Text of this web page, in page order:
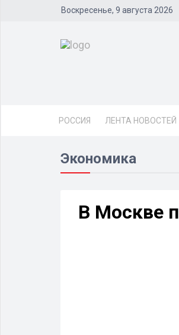
Воскресенье, 9 августа 2026
РОССИЯ ЛЕНТА НОВОСТЕЙ
Экономика
В Москве